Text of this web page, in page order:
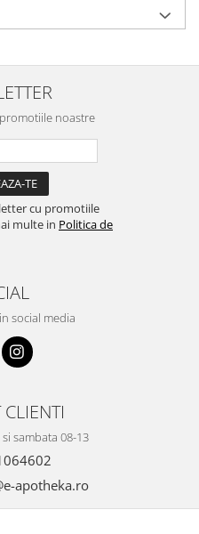
noastre
cu promotiile
multe in Politica de
social media
sambata 08-13
apotheka.ro